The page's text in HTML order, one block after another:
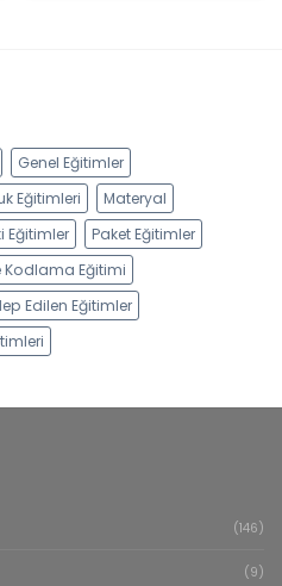
Genel Eğitimler
Eğitimleri
Materyal
Eğitimler
Paket Eğitimler
Kodlama Eğitimi
Edilen Eğitimler
(146)
(9)